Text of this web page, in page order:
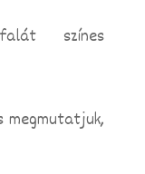
színes